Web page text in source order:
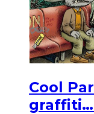
Cool
graffiti…